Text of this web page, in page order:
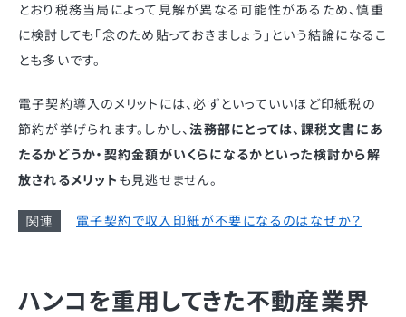
とおり税務当局によって見解が異なる可能性があるため、慎重
に検討しても「念のため貼っておきましょう」という結論になるこ
とも多いです。
電子契約導入のメリットには、必ずといっていいほど印紙税の
節約が挙げられます。しかし、法務部にとっては、課税文書にあ
たるかどうか・契約金額がいくらになるかといった検討から解
放されるメリット も見逃せません。
電子契約で収入印紙が不要になるのはなぜか？
ハンコを重用してきた不動産業界